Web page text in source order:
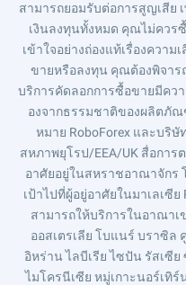
สามารถยอมรับต่อการสูญเสีย
เงินลงทุนทั้งหมด คุณไม่ควร
เข้าใจอย่างถ่องแท้เรื่องความ
ขายหรือลงทุน คุณต้องพิจา
บริการคัดลอกการซื้อขายมีคว
องจากธรรมชาติของผลิตภัณ
หมาย RoboForex และบริ
สหภาพยุโรป/EEA/UK สื่อกา
อาศัยอยู่ในสหราชอาณาจักร
เป้าไปที่ผู้อยู่อาศัยในมาเลเซี
สามารถให้บริการในอาณา
ออสเตรเลีย โบแนร์ บราซิล
อิหร่าน ไลบีเรีย ไซปัน รัสเซี
ไมโครนีเซีย หมู่เกาะนอร์เทิ